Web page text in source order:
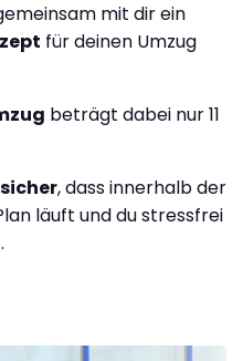
mit dir ein
für deinen Umzug
beträgt dabei nur 11
, dass innerhalb der
läuft und du stressfrei